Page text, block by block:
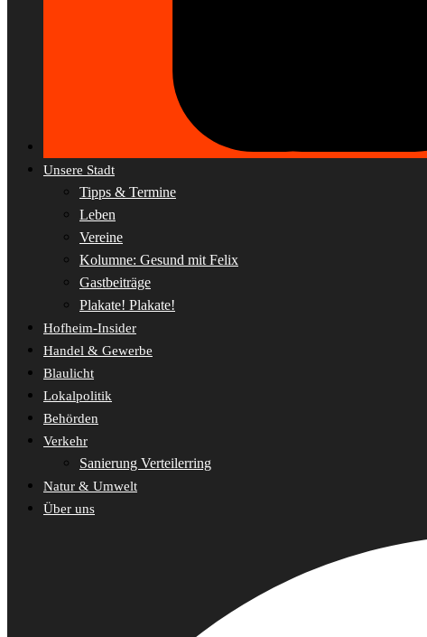
Unsere Stadt
Tipps & Termine
Leben
Vereine
Kolumne: Gesund mit Felix
Gastbeiträge
Plakate! Plakate!
Hofheim-Insider
Handel & Gewerbe
Blaulicht
Lokalpolitik
Behörden
Verkehr
Sanierung Verteilerring
Natur & Umwelt
Über uns